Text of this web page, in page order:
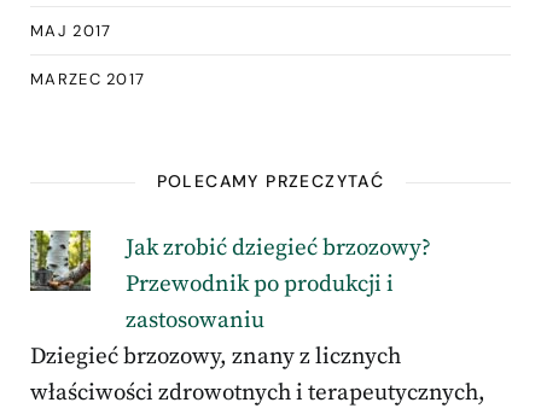
MAJ 2017
MARZEC 2017
POLECAMY PRZECZYTAĆ
Jak zrobić dziegieć brzozowy?
Przewodnik po produkcji i
zastosowaniu
Dziegieć brzozowy, znany z licznych
właściwości zdrowotnych i terapeutycznych,